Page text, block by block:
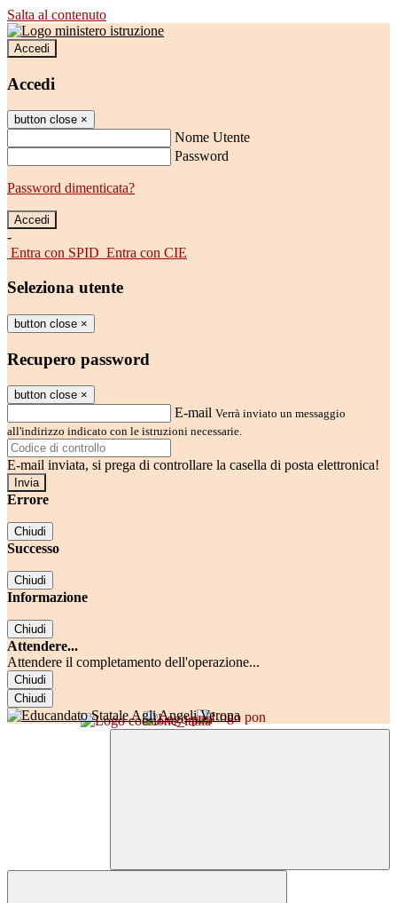
Salta al contenuto
Accedi
Accedi
button close ×
Nome Utente
Password
Password dimenticata?
-
Entra con SPID Entra con CIE
Seleziona utente
button close ×
Recupero password
button close ×
E-mail Verrà inviato un messaggio
all'indirizzo indicato con le istruzioni necessarie.
E-mail inviata, si prega di controllare la casella di posta elettronica!
Errore
Chiudi
Successo
Chiudi
Informazione
Chiudi
Attendere...
Attendere il completamento dell'operazione...
Chiudi
Chiudi